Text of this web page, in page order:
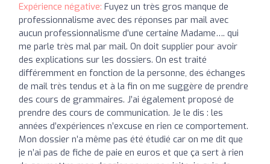
Expérience négative: Fuyez un très gros manque de
professionnalisme avec des réponses par mail avec
aucun professionnalisme d’une certaine Madame…. qui
me parle très mal par mail. On doit supplier pour avoir
des explications sur les dossiers. On est traité
différemment en fonction de la personne, des échanges
de mail très tendus et à la fin on me suggère de prendre
des cours de grammaires. J’ai également proposé de
prendre des cours de communication. Je le dis : les
années d’expériences n’excuse en rien ce comportement.
Mon dossier n’a même pas été étudié car on me dit que
je n’ai pas de fiche de paie en euros et que ça sert à rien